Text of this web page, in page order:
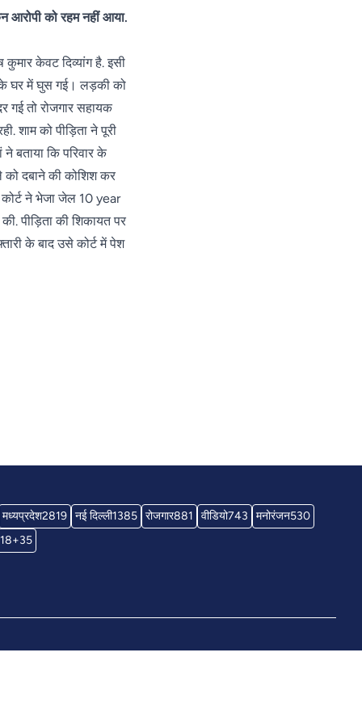
आरोपी को रहम नहीं आया.
केवट दिव्यांग है. इसी
घर में घुस गई। लड़की को
तो रोजगार सहायक
शाम को पीड़िता ने पूरी
बताया कि परिवार के
को दबाने की कोशिश कर
कोर्ट ने भेजा जेल 10 year
पीड़िता की शिकायत पर
के बाद उसे कोर्ट में पेश
मध्यप्रदेश2819 नई दिल्ली1385 रोजगार881 वीडियो743 मनोरंजन530
18+35